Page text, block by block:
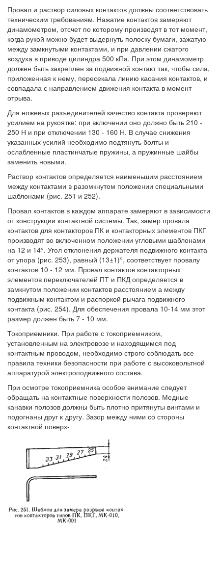
Провал и раствор силовых контактов должны соответствовать
техническим требованиям. Нажатие контактов замеряют
динамометром, отсчет по которому производят в тот момент,
когда рукой можно будет выдернуть полоску бумаги, зажатую
между замкнутыми контактами, и при давлении сжатого
воздуха в приводе цилиндра 500 кПа. При этом динамометр
должен быть закреплен за подвижной контакт так, чтобы сила,
приложенная к нему, пересекала линию касания контактов, и
совпадала с направлением движения контакта в момент
отрыва.
Для ножевых разъединителей качество контакта проверяют
усилием на рукоятке: при включении оно должно быть 210 -
250 Н и при отключении 130 - 160 Н. В случае снижения
указанных усилий необходимо подтянуть болты и
ослабленные пластинчатые пружины, а пружинные шайбы
заменить новыми.
Раствор контактов определяется наименьшим расстоянием
между контактами в разомкнутом положении специальными
шаблонами (рис. 251 и 252).
Провал контактов в каждом аппарате замеряют в зависимости
от конструкции контактной системы. Так, замер провала
контактов для контакторов ПК и контакторных элементов ПКГ
производят во включенном положении угловыми шаблонами
на 12 и 14°. Угол отклонения держателя подвижного контакта
от упора (рис. 253), равный (13±1)°, соответствует провалу
контактов 10 - 12 мм. Провал контактов контакторных
элементов переключателей ПТ и ПКД определяется в
замкнутом положении контактов расстоянием а между
подвижным контактом и распоркой рычага подвижного
контакта (рис. 254). Для обеспечения провала 10-14 мм этот
размер должен быть 7 - 10 мм.
Токоприемники. При работе с токоприемником,
установленным на электровозе и находящимся под
контактным проводом, необходимо строго соблюдать все
правила техники безопасности при работе с высоковольтной
аппаратурой электроподвижного состава.
При осмотре токоприемника особое внимание следует
обращать на контактные поверхности полозов. Медные
канавки полозов должны быть плотно притянуты винтами и
подогнаны друг к другу. Зазор между ними со стороны
контактной поверх-